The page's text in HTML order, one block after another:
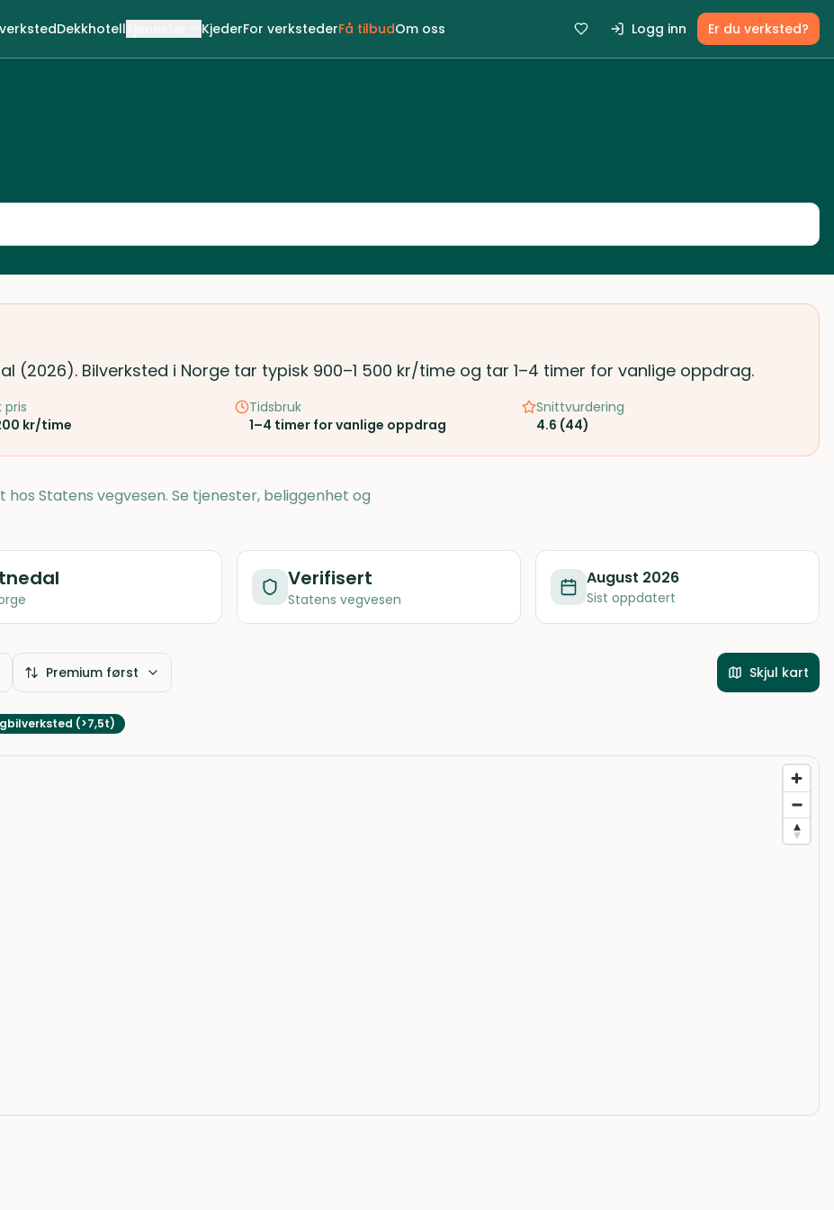
Dekkhotell KjederFor verkstederFå tilbudOm oss Logg inn Er du verksted?
(2026). Bilverksted i Norge tar typisk 900–1 500 kr/time og tar 1–4 timer for vanlige oppdrag.
pris
kr/time
Tidsbruk
1–4 timer for vanlige oppdrag
Snittvurdering
4.6 (44)
Statens vegvesen. Se tjenester, beliggenhet og
Verifisert
Statens vegvesen
August 2026
Sist oppdatert
Premium først Skjul kart
(>7,5t)